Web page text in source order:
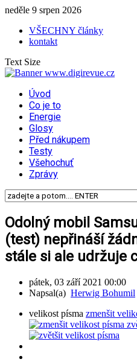
neděle 9 srpen 2026
VŠECHNY články
kontakt
Text Size
Úvod
Co je to
Energie
Glosy
Před nákupem
Testy
Všehochuť
Zprávy
Odolný mobil
(test) nepřináší
stále si ale udržuje
pátek, 03 září 2021 00:00
Napsal(a) Herwig Bohumil
velikost písma zmenšit